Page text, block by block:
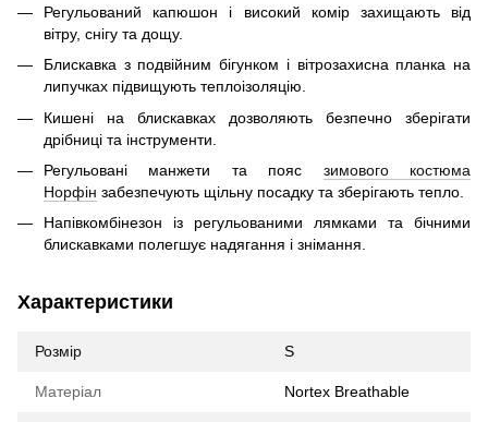
Регульований капюшон і високий комір захищають від
вітру, снігу та дощу.
Блискавка з подвійним бігунком і вітрозахисна планка на
липучках підвищують теплоізоляцію.
Кишені на блискавках дозволяють безпечно зберігати
дрібниці та інструменти.
Регульовані манжети та пояс зимового костюма
Норфін забезпечують щільну посадку та зберігають тепло.
Напівкомбінезон із регульованими лямками та бічними
блискавками полегшує надягання і знімання.
Характеристики
Розмір S
Матеріал Nortex Breathable